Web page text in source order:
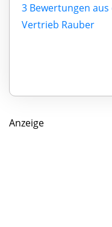
3 Bewertungen
Vertrieb Rauber
Anzeige